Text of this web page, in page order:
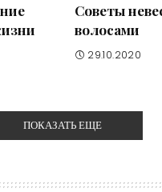
Советы
волосами
29.10.2020
ПОКАЗАТЬ ЕЩЕ